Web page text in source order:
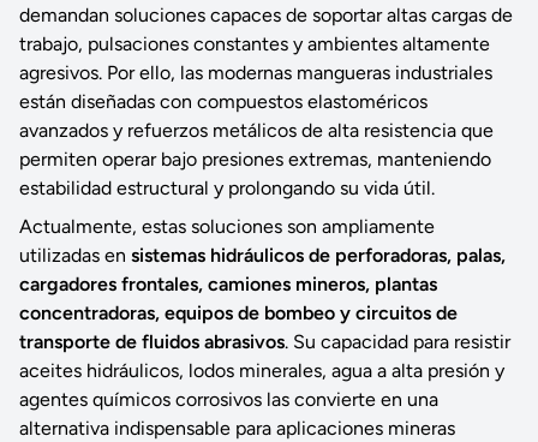
demandan soluciones capaces de soportar altas cargas de
trabajo, pulsaciones constantes y ambientes altamente
agresivos. Por ello, las modernas mangueras industriales
están diseñadas con compuestos elastoméricos
avanzados y refuerzos metálicos de alta resistencia que
permiten operar bajo presiones extremas, manteniendo
estabilidad estructural y prolongando su vida útil.
Actualmente, estas soluciones son ampliamente
utilizadas en sistemas hidráulicos de perforadoras, palas,
cargadores frontales, camiones mineros, plantas
concentradoras, equipos de bombeo y circuitos de
transporte de fluidos abrasivos. Su capacidad para resistir
aceites hidráulicos, lodos minerales, agua a alta presión y
agentes químicos corrosivos las convierte en una
alternativa indispensable para aplicaciones mineras